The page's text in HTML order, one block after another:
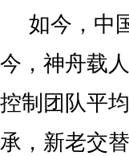
如今，中
今，神舟载
控制团队平
承，新老交